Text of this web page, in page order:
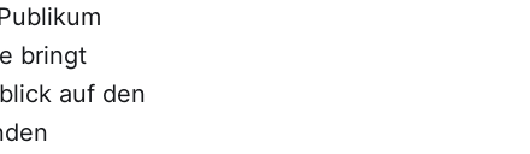
bringt
auf den